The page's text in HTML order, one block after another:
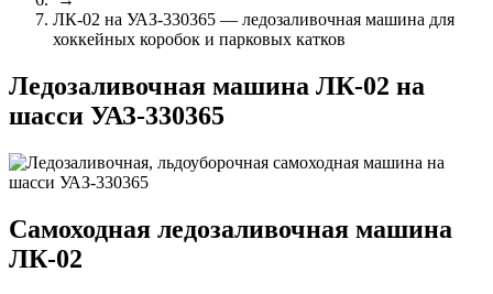
ЛК-02 на УАЗ-330365 — ледозаливочная машина для
хоккейных коробок и парковых катков
Ледозаливочная машина ЛК-02 на
шасси УАЗ-330365
Самоходная ледозаливочная машина
ЛК-02